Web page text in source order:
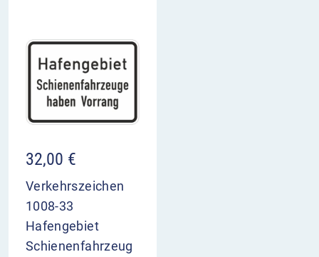
32,00 €
Verkehrszeichen
1008-33
Hafengebiet
Schienenfahrzeug